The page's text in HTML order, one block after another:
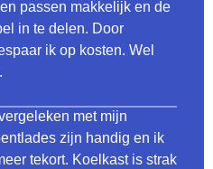
passen makkelijk en de
in te delen. Door
ik op kosten. Wel
met mijn
zijn handig en ik
tekort. Koelkast is strak